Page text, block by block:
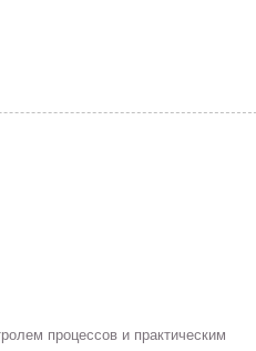
процессов и практическим